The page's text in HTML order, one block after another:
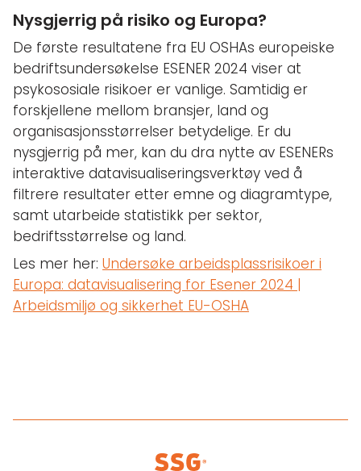
Nysgjerrig på risiko og Europa?
De første resultatene fra EU OSHAs europeiske
bedriftsundersøkelse ESENER 2024 viser at
psykososiale risikoer er vanlige. Samtidig er
forskjellene mellom bransjer, land og
organisasjonsstørrelser betydelige. Er du
nysgjerrig på mer, kan du dra nytte av ESENERs
interaktive datavisualiseringsverktøy ved å
filtrere resultater etter emne og diagramtype,
samt utarbeide statistikk per sektor,
bedriftsstørrelse og land.
Les mer her: Undersøke arbeidsplassrisikoer i
Europa: datavisualisering for Esener 2024 |
Arbeidsmiljø og sikkerhet EU-OSHA